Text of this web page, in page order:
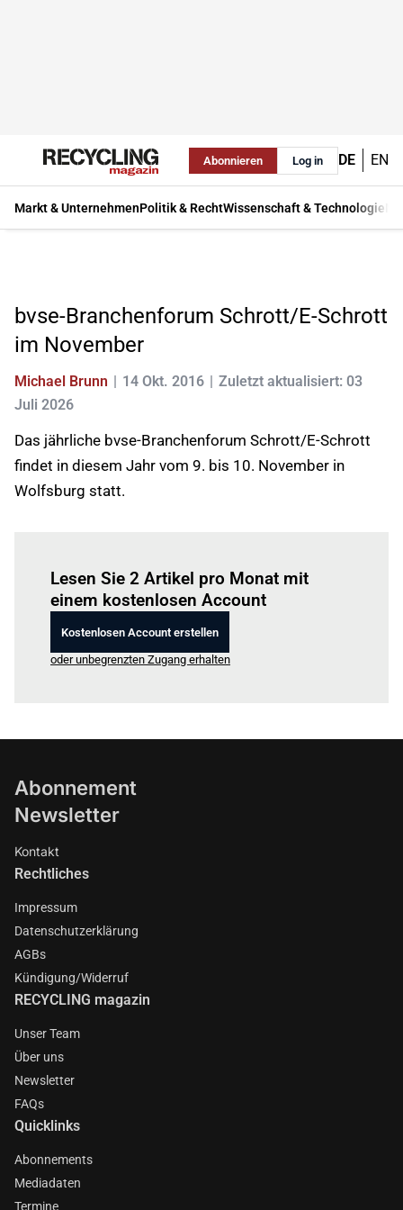
Abonnieren Log in DE EN
Markt & UnternehmenPolitik & RechtWissenschaft & Technologie
bvse-Branchenforum Schrott/E-Schrott
im November
Michael Brunn 14 Okt. 2016
Zuletzt aktualisiert: 03
Juli 2026
Das jährliche bvse-Branchenforum Schrott/E-Schrott
findet in diesem Jahr vom 9. bis 10. November in
Wolfsburg statt.
Lesen Sie 2 Artikel pro Monat mit
einem kostenlosen Account
Kostenlosen Account erstellen
oder unbegrenzten Zugang erhalten
Abonnement
Newsletter
Kontakt
Rechtliches
Impressum
Datenschutzerklärung
AGBs
Kündigung/Widerruf
RECYCLING magazin
Unser Team
Über uns
Newsletter
FAQs
Quicklinks
Abonnements
Mediadaten
Termine